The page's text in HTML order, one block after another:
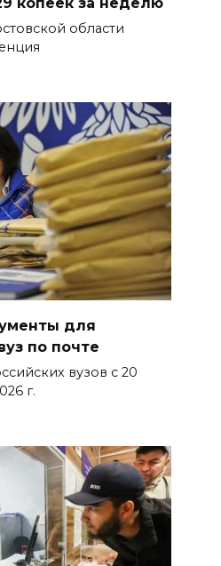
области
для
по почте
вузов с 20
г.